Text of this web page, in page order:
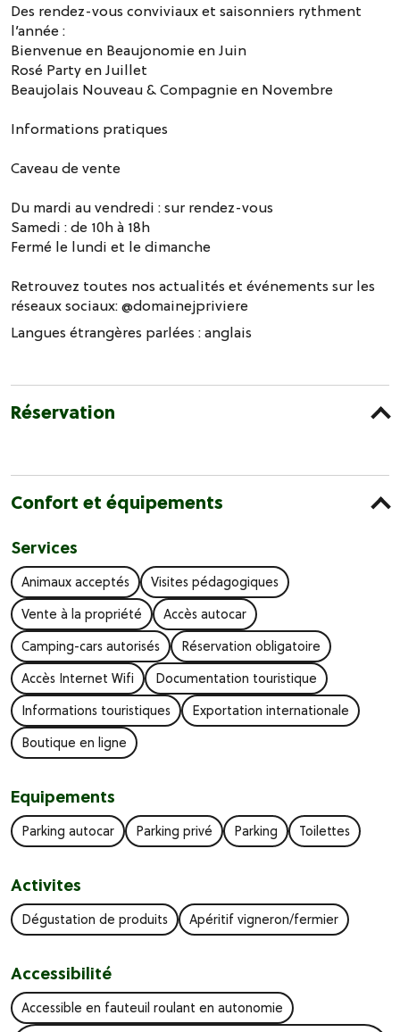
Des rendez-vous conviviaux et saisonniers rythment
l’année :
Bienvenue en Beaujonomie en Juin
Rosé Party en Juillet
Beaujolais Nouveau & Compagnie en Novembre
Informations pratiques
Caveau de vente
Du mardi au vendredi : sur rendez-vous
Samedi : de 10h à 18h
Fermé le lundi et le dimanche
Retrouvez toutes nos actualités et événements sur les
réseaux sociaux: @domainejpriviere
Langues étrangères parlées :anglais
Réservation
Confort et équipements
Services
Animaux acceptés
Visites pédagogiques
Vente à la propriété
Accès autocar
Camping-cars autorisés
Réservation obligatoire
Accès Internet Wifi
Documentation touristique
Informations touristiques
Exportation internationale
Boutique en ligne
Equipements
Parking autocar Parking privé Parking Toilettes
Activites
Dégustation de produits Apéritif vigneron/fermier
Accessibilité
Accessible en fauteuil roulant en autonomie